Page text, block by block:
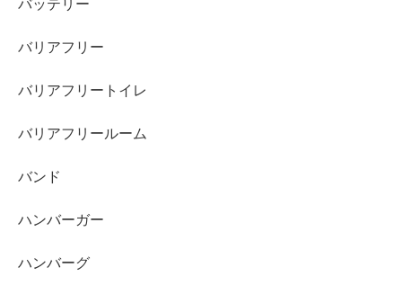
バッテリー
バリアフリー
バリアフリートイレ
バリアフリールーム
バンド
ハンバーガー
ハンバーグ